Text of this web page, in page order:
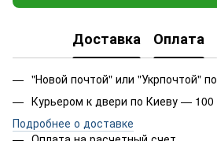
Доставка Оплата
"Новой почтой" или "Укрпочтой"
Курьером к двери по Киеву — 100
Подробнее о доставке